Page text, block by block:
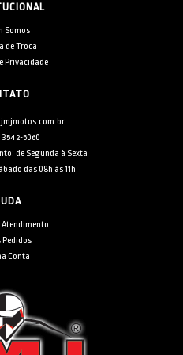
Somos
de Troca
Privacidade
3542-5060
de Segunda à Sexta
das 08h às 11h
Atendimento
Pedidos
Conta